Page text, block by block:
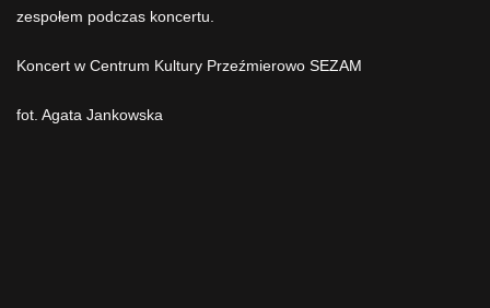
zespołem podczas koncertu.
Koncert w Centrum Kultury Przeźmierowo SEZAM
fot. Agata Jankowska